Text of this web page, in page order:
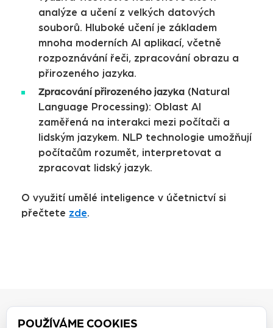
analýze a učení z velkých datových
souborů. Hluboké učení je základem
mnoha moderních AI aplikací, včetně
rozpoznávání řeči, zpracování obrazu a
přirozeného jazyka.
Zpracování přirozeného jazyka (Natural
Language Processing): Oblast AI
zaměřená na interakci mezi počítači a
lidským jazykem. NLP technologie umožňují
počítačům rozumět, interpretovat a
zpracovat lidský jazyk.
O využití umělé inteligence v účetnictví si
přečtete zde.
POUŽÍVÁME COOKIES